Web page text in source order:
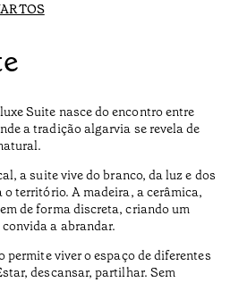
Suite nasce do encontro entre
a tradição algarvia se revela de
a suite vive do branco, da luz e dos
território. A madeira, a cerâmica,
de forma discreta, criando um
a abrandar.
permite viver o espaço de diferentes
descansar, partilhar. Sem